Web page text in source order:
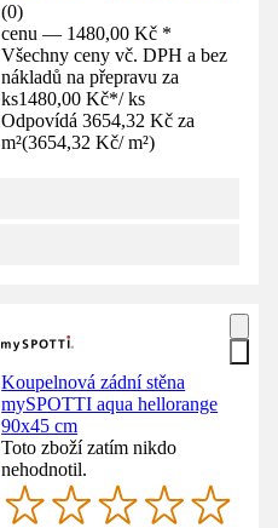
(0)
cenu — 1480,00 Kč *
Všechny ceny vč. DPH a bez
nákladů na přepravu za
ks1480,00 Kč*/ ks
Odpovídá 3654,32 Kč za
m²(3654,32 Kč/ m²)
Koupelnová zádní stěna
mySPOTTI aqua hellorange
90x45 cm
Toto zboží zatím nikdo
nehodnotil.